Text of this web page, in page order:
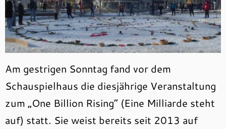
Am gestrigen Sonntag fand vor dem
Schauspielhaus die diesjährige Veranstaltung
zum „One Billion Rising“ (Eine Milliarde steht
auf) statt. Sie weist bereits seit 2013 auf